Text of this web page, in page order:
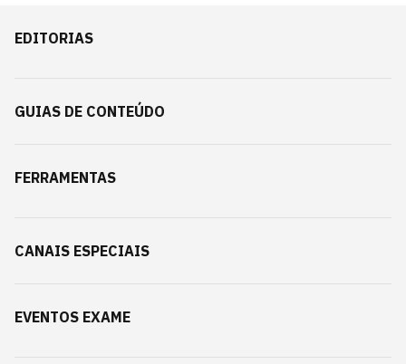
EDITORIAS
GUIAS DE CONTEÚDO
FERRAMENTAS
CANAIS ESPECIAIS
EVENTOS EXAME